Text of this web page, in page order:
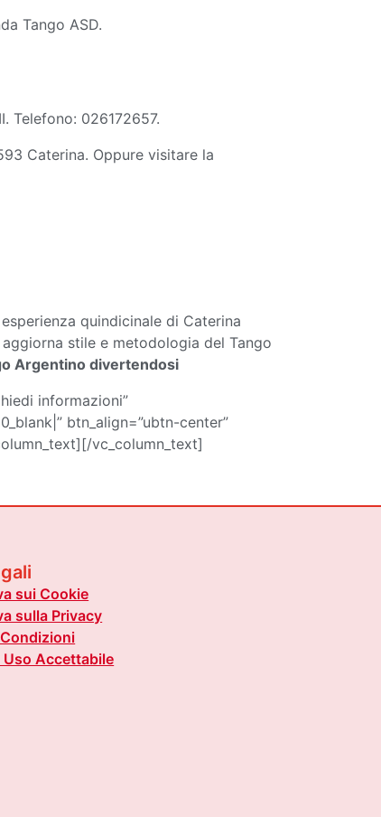
Tango ASD.
Telefono: 026172657.
Caterina. Oppure visitare la
quindicinale di Caterina
stile e metodologia del Tango
Argentino divertendosi
informazioni”
btn_align=”ubtn-center”
vc_column_text]
sui Cookie
sulla Privacy
Uso Accettabile